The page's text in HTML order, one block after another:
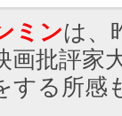
ミンは、
画批評家
する所感